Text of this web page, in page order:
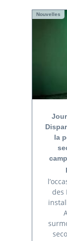
Nouvelles
la
des